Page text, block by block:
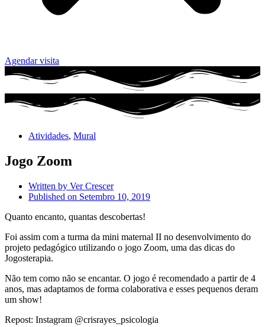
Agendar visita
Atividades, Mural
Jogo Zoom
Written by Ver Crescer
Published on Setembro 10, 2019
Quanto encanto, quantas descobertas!
Foi assim com a turma da mini maternal II no desenvolvimento do
projeto pedagógico utilizando o jogo Zoom, uma das dicas do
Jogosterapia.
Não tem como não se encantar. O jogo é recomendado a partir de 4
anos, mas adaptamos de forma colaborativa e esses pequenos deram
um show!
Repost: Instagram @crisrayes_psicologia